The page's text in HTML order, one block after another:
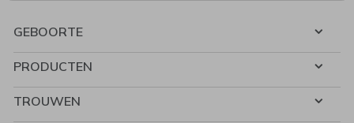
GEBOORTE
PRODUCTEN
TROUWEN